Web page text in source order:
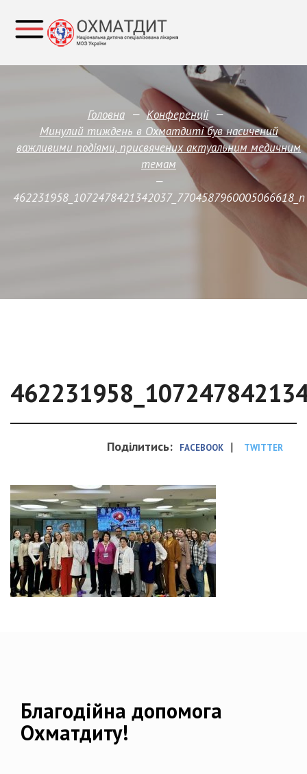
Головна — Конференції —
Минулий тиждень в Охматдиті був насичений
важливими подіями, присвячених актуальним медичним
темам
—
462231958_1072478421342037_7704587960005066618_n
Поділитись: FACEBOOK | TWITTER
Благодійна допомога
Охматдиту!